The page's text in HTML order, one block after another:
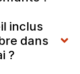
inclus
dans
?